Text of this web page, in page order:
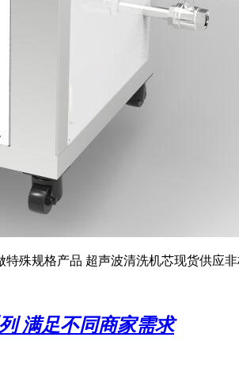
殊规格产品 超声波清洗机芯现货供应
满足不同商家需求